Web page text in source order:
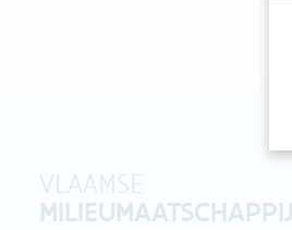
VLAAMSE
MILIEUMAATSCHAPPIJ